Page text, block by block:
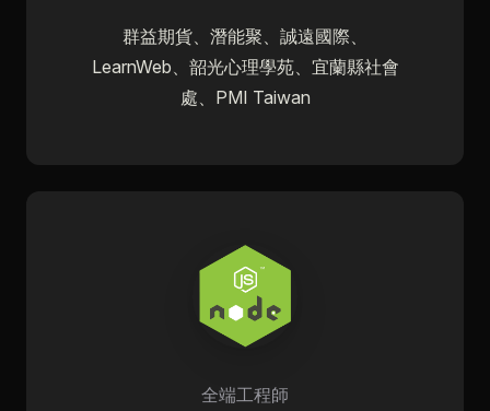
群益期貨、潛能聚、誠遠國際、
LearnWeb、韶光心理學苑、宜蘭縣社會
處、PMI Taiwan
全端工程師